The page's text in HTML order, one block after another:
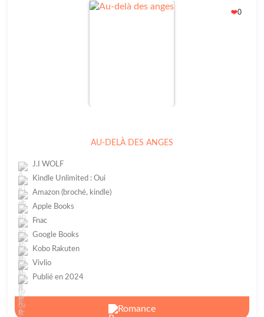
❤️0
AU-DELÀ DES ANGES
J.I WOLF
Kindle Unlimited : Oui
Amazon (broché, kindle)
Apple Books
Fnac
Google Books
Kobo Rakuten
Vivlio
Publié en 2024
Romance